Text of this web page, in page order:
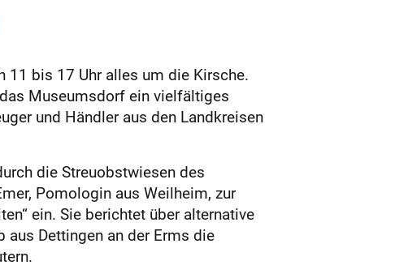
11 bis 17 Uhr alles um die Kirsche.
Museumsdorf ein vielfältiges
und Händler aus den Landkreisen
die Streuobstwiesen des
Pomologin aus Weilheim, zur
ein. Sie berichtet über alternative
Dettingen an der Erms die